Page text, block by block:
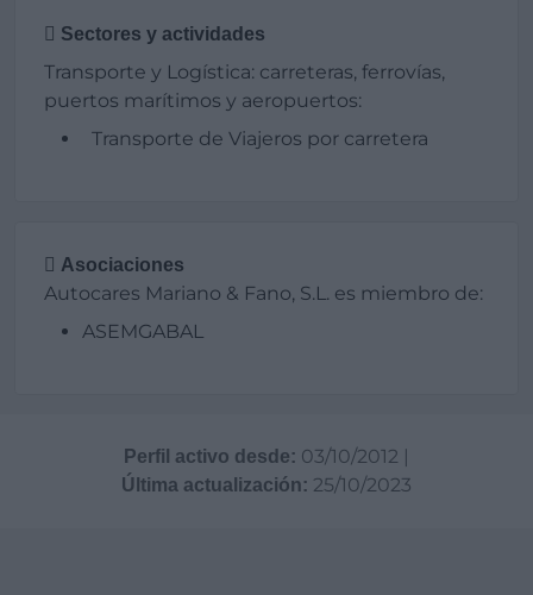
Sectores y actividades
Transporte y Logística: carreteras, ferrovías,
puertos marítimos y aeropuertos:
Transporte de Viajeros por carretera
Asociaciones
Autocares Mariano & Fano, S.L. es miembro de:
ASEMGABAL
Perfil activo desde: 03/10/2012 |
Última actualización: 25/10/2023